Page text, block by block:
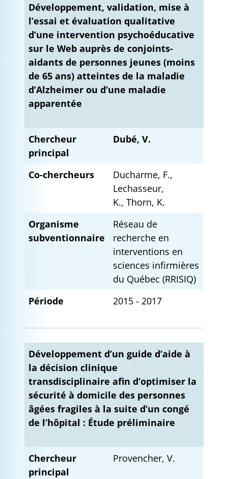
Développement, validation, mise à
l’essai et évaluation qualitative
d’une intervention psychoéducative
sur le Web auprès de conjoints-
aidants de personnes jeunes (moins
de 65 ans) atteintes de la maladie
d’Alzheimer ou d’une maladie
apparentée
Chercheur
principal
Dubé, V.
Co-chercheurs
Ducharme, F.,
Lechasseur,
K., Thorn, K.
Organisme
subventionnaire
Réseau de
recherche en
interventions en
sciences infirmières
du Québec (RRISIQ)
Période
2015 - 2017
Développement d’un guide d’aide à
la décision clinique
transdisciplinaire afin d’optimiser la
sécurité à domicile des personnes
âgées fragiles à la suite d’un congé
de l’hôpital : Étude préliminaire
Chercheur
principal
Provencher, V.